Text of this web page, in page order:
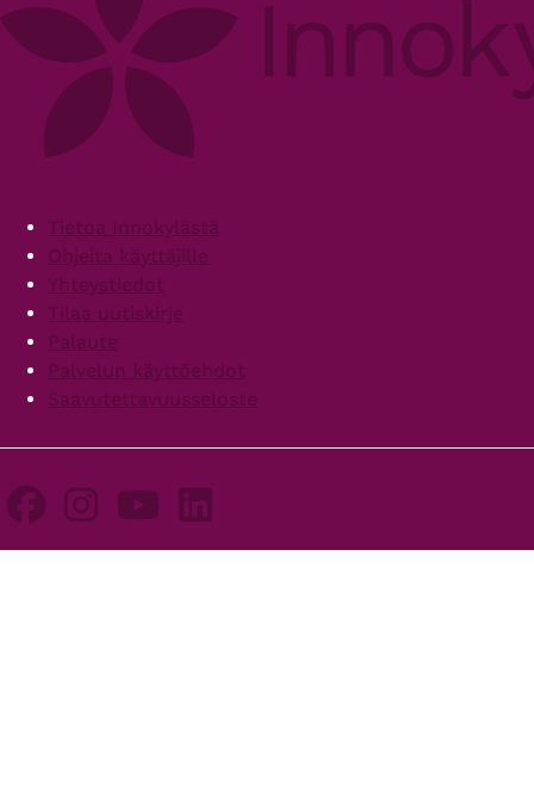
FooterTietoa Innokylästä
Ohjeita käyttäjille
Yhteystiedot
Tilaa uutiskirje
Palaute
Palvelun käyttöehdot
Saavutettavuusseloste